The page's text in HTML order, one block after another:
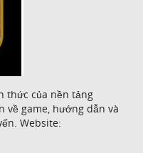
thức của nền tảng
về game, hướng dẫn và
Website: